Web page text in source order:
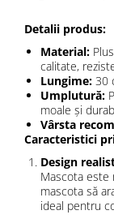
Detalii produs:
Material:
calitate,
Lungime: 30
Umplutură:
moale și
Vârsta
Caracteristici
Design
Mascota este
mascota să
ideal pentru